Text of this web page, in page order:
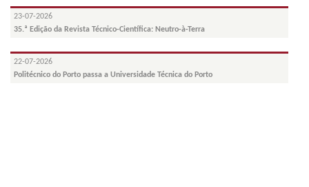
23-07-2026
35.ª Edição da Revista Técnico-Científica: Neutro-à-Terra
22-07-2026
Politécnico do Porto passa a Universidade Técnica do Porto